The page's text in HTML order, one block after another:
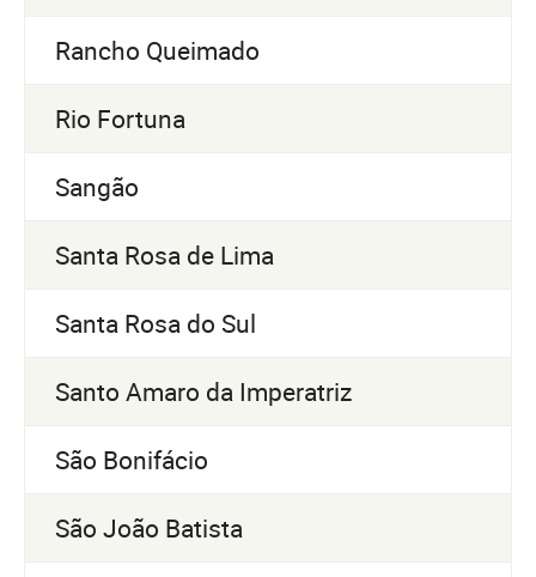
Rancho Queimado
Rio Fortuna
Sangão
Santa Rosa de Lima
Santa Rosa do Sul
Santo Amaro da Imperatriz
São Bonifácio
São João Batista